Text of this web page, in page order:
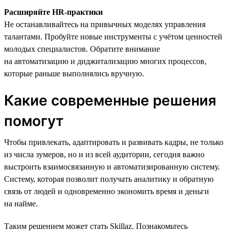
Расширяйте HR-практики
Не останавливайтесь на привычных моделях управления
талантами. Пробуйте новые инструменты с учётом ценностей
молодых специалистов. Обратите внимание
на автоматизацию и диджитализацию многих процессов,
которые раньше выполнялись вручную.
Какие современные решения
помогут
Чтобы привлекать, адаптировать и развивать кадры, не только
из числа зумеров, но и из всей аудитории, сегодня важно
выстроить взаимосвязанную и автоматизированную систему.
Систему, которая позволит получать аналитику и обратную
связь от людей и одновременно экономить время и деньги
на найме.
Таким решением может стать Skillaz. Познакомьтесь